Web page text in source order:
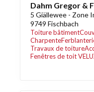
Dahm Gregor &
5 Giällewee - Zone
9749 Fischbach
Toiture bâtiment
Charpente
Travaux de toiture
Fenêtres de toit